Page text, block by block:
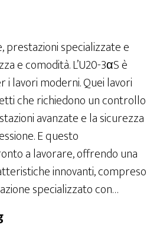
prestazioni specializzate e
e comodità. L’U20-3αS è
i lavori moderni. Quei lavori
che richiedono un controllo
avanzate e la sicurezza
E questo
a lavorare, offrendo una
innovanti, compreso
specializzato con…
U20-